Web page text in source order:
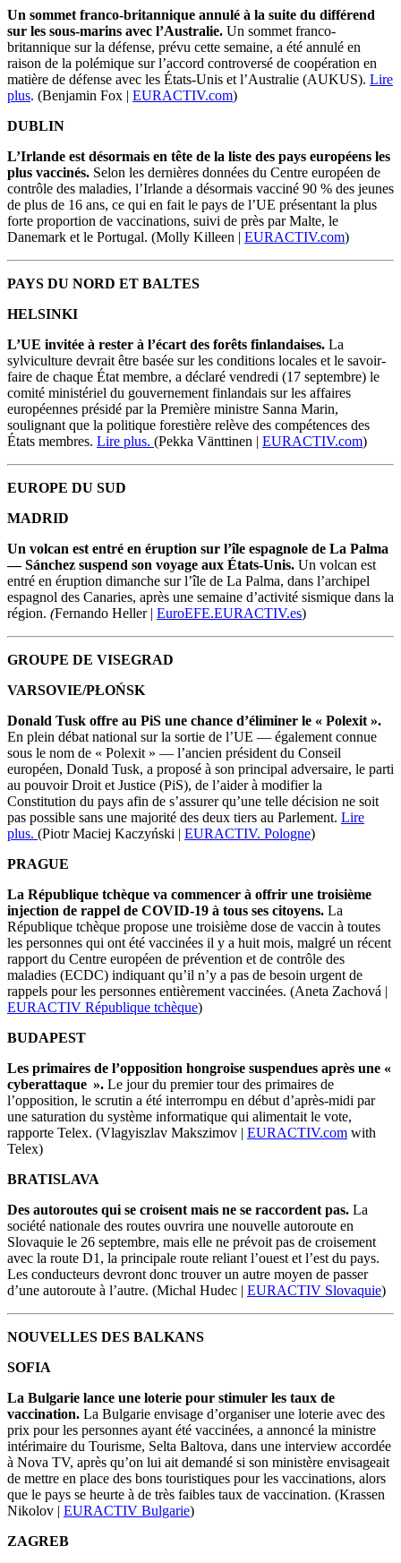
Un sommet franco-britannique annulé à la suite du différend
sur les sous-marins avec l’Australie. Un sommet franco-
britannique sur la défense, prévu cette semaine, a été annulé en
raison de la polémique sur l’accord controversé de coopération en
matière de défense avec les États-Unis et l’Australie (AUKUS). Lire
plus. (Benjamin Fox | EURACTIV.com)
DUBLIN
L’Irlande est désormais en tête de la liste des pays européens les
plus vaccinés. Selon les dernières données du Centre européen de
contrôle des maladies, l’Irlande a désormais vacciné 90 % des jeunes
de plus de 16 ans, ce qui en fait le pays de l’UE présentant la plus
forte proportion de vaccinations, suivi de près par Malte, le
Danemark et le Portugal. (Molly Killeen | EURACTIV.com)
PAYS DU NORD ET BALTES
HELSINKI
L’UE invitée à rester à l’écart des forêts finlandaises. La
sylviculture devrait être basée sur les conditions locales et le savoir-
faire de chaque État membre, a déclaré vendredi (17 septembre) le
comité ministériel du gouvernement finlandais sur les affaires
européennes présidé par la Première ministre Sanna Marin,
soulignant que la politique forestière relève des compétences des
États membres. Lire plus. (Pekka Vänttinen | EURACTIV.com)
EUROPE DU SUD
MADRID
Un volcan est entré en éruption sur l’île espagnole de La Palma
— Sánchez suspend son voyage aux États-Unis. Un volcan est
entré en éruption dimanche sur l’île de La Palma, dans l’archipel
espagnol des Canaries, après une semaine d’activité sismique dans la
région. (Fernando Heller | EuroEFE.EURACTIV.es)
GROUPE DE VISEGRAD
VARSOVIE/PŁOŃSK
Donald Tusk offre au PiS une chance d’éliminer le « Polexit ».
En plein débat national sur la sortie de l’UE — également connue
sous le nom de « Polexit » — l’ancien président du Conseil
européen, Donald Tusk, a proposé à son principal adversaire, le parti
au pouvoir Droit et Justice (PiS), de l’aider à modifier la
Constitution du pays afin de s’assurer qu’une telle décision ne soit
pas possible sans une majorité des deux tiers au Parlement. Lire
plus. (Piotr Maciej Kaczyński | EURACTIV. Pologne)
PRAGUE
La République tchèque va commencer à offrir une troisième
injection de rappel de COVID-19 à tous ses citoyens. La
République tchèque propose une troisième dose de vaccin à toutes
les personnes qui ont été vaccinées il y a huit mois, malgré un récent
rapport du Centre européen de prévention et de contrôle des
maladies (ECDC) indiquant qu’il n’y a pas de besoin urgent de
rappels pour les personnes entièrement vaccinées. (Aneta Zachová |
EURACTIV République tchèque)
BUDAPEST
Les primaires de l’opposition hongroise suspendues après une «
cyberattaque ». Le jour du premier tour des primaires de
l’opposition, le scrutin a été interrompu en début d’après-midi par
une saturation du système informatique qui alimentait le vote,
rapporte Telex. (Vlagyiszlav Makszimov | EURACTIV.com with
Telex)
BRATISLAVA
Des autoroutes qui se croisent mais ne se raccordent pas. La
société nationale des routes ouvrira une nouvelle autoroute en
Slovaquie le 26 septembre, mais elle ne prévoit pas de croisement
avec la route D1, la principale route reliant l’ouest et l’est du pays.
Les conducteurs devront donc trouver un autre moyen de passer
d’une autoroute à l’autre. (Michal Hudec | EURACTIV Slovaquie)
NOUVELLES DES BALKANS
SOFIA
La Bulgarie lance une loterie pour stimuler les taux de
vaccination. La Bulgarie envisage d’organiser une loterie avec des
prix pour les personnes ayant été vaccinées, a annoncé la ministre
intérimaire du Tourisme, Selta Baltova, dans une interview accordée
à Nova TV, après qu’on lui ait demandé si son ministère envisageait
de mettre en place des bons touristiques pour les vaccinations, alors
que le pays se heurte à de très faibles taux de vaccination. (Krassen
Nikolov | EURACTIV Bulgarie)
ZAGREB